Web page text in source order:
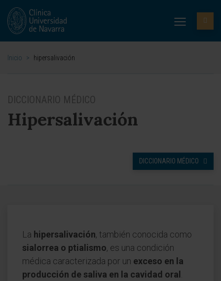
Inicio > hipersalivación
DICCIONARIO MÉDICO
Hipersalivación
DICCIONARIO MÉDICO
La hipersalivación, también conocida como
sialorrea o ptialismo, es una condición
médica caracterizada por un exceso en la
producción de saliva en la cavidad oral